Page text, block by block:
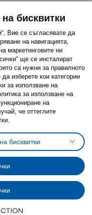
(Cookies)
на бисквитки
за личните данни
данни на ikea.bg
IKEA Family
програма IKEA Family
1999 - 2025
бисквитки
Вие се съгласявате да
на навигацията,
маркетинговите ни
ще се инсталират
са нужни за правилното
изберете кои категории
за използване на
за използване на
на
че оттеглите
бисквитки